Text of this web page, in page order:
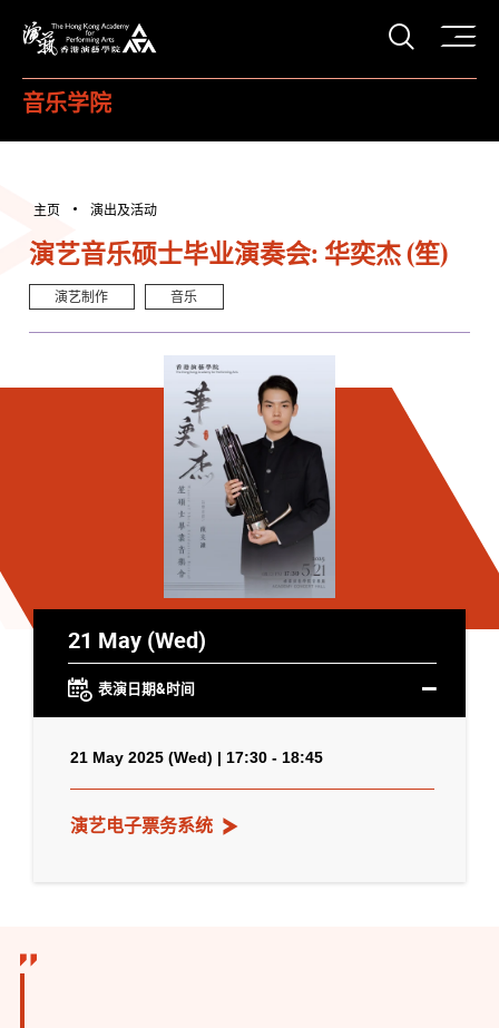
打开
音乐学院
主页 演出及活动
演艺音乐硕士毕业演奏会: 华奕杰 (笙)
演艺制作 音乐
21 May (Wed)
表演日期&时间
21 May 2025 (Wed) | 17:30 - 18:45
演艺电子票务系统